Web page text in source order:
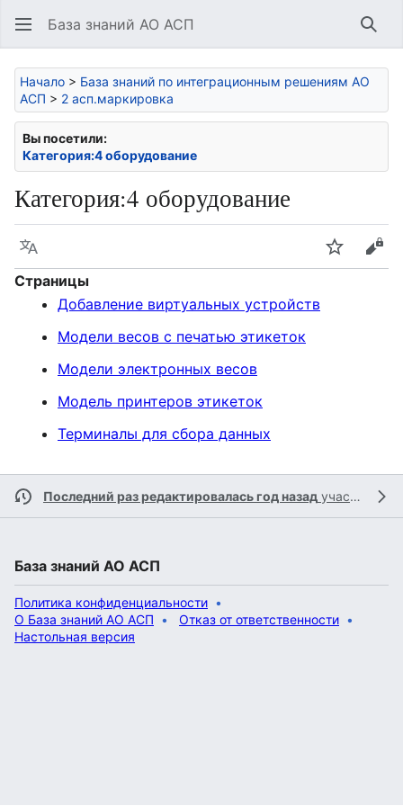
База знаний АО АСП
Начало > База знаний по интеграционным решениям АО
АСП > 2 асп.маркировка
Вы посетили:
Категория:4 оборудование
Категория:4 оборудование
Язык Следить
Страницы
Добавление виртуальных устройств
Модели весов с печатью этикеток
Модели электронных весов
Модель принтеров этикеток
Терминалы для сбора данных
Последний раз редактировалась год назад участником
База знаний АО АСП
Политика конфиденциальности
О База знаний АО АСП
Отказ от ответственности
Настольная версия